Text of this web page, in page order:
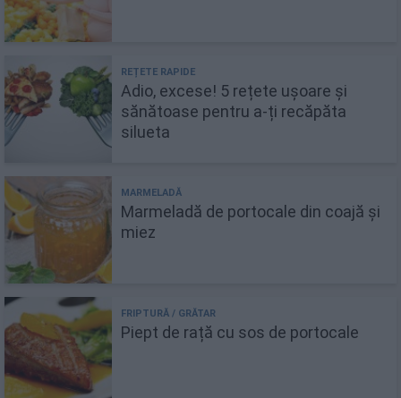
Adio, excese! 5 rețete ușoare și
sănătoase pentru a-ți recăpăta
silueta
Marmeladă de portocale din coajă și
miez
Piept de rață cu sos de portocale